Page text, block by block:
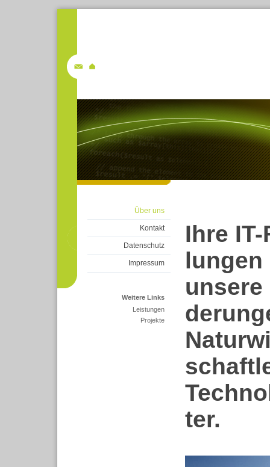
Über uns
Kontakt
Datenschutz
Impressum
Weitere Links
Leistungen
Projekte
Ihre
lun­gen
ter.